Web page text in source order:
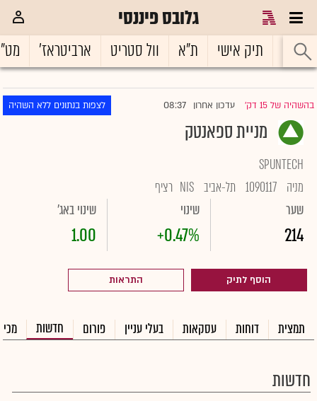
גלובס פיננסי
ראשי תיק אישי ת"א וול סטריט ארביטראז'
בהשהיה של 15 דק' |עדכון אחרון 08:37 לצפות בנתונים ללא השהיה
מניית ספאנטק
SPUNTECH
מניה 1090117 תל-אביב NIS רציף
שער
214
שינוי
+0.47%
שינוי באג'
1.00
הוסף לתיק התראות
תמצית דוחות עסקאות בעלי עניין פורום חדשות
חדשות